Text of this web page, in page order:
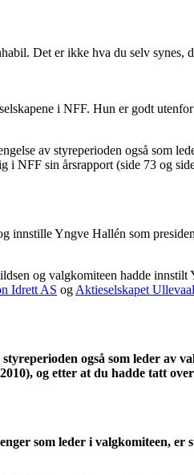
Det er ikke hva du selv synes,
i NFF. Hun er godt
av styreperioden også som
i NFF sin årsrapport (side 73 og
innstille Yngve Hallén som
og valgkomiteen hadde
Idrett AS og Aktieselskapet
også som leder av
og etter at du hadde tatt
som leder i valgkomiteen, er